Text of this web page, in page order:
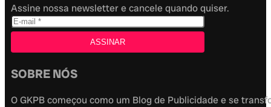
Assine nossa newsletter e cancele quando quiser.
SOBRE NÓS
O GKPB começou como um Blog de Publicidade e se